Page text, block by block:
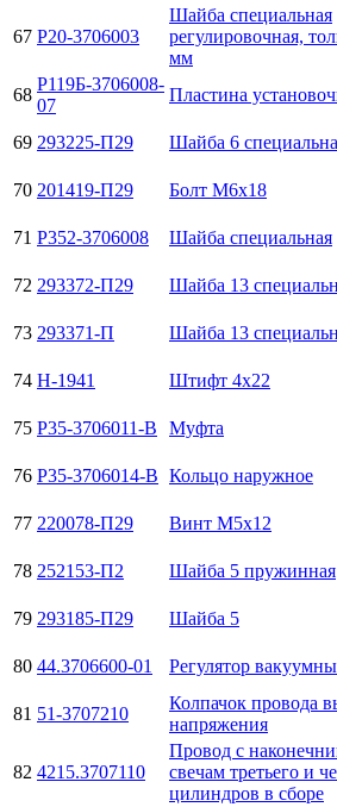
67 Р20-3706003
Шайба специальная
регулировочная,
мм
68
Р119Б-3706008-
07
Пластина
69 293225-П29 Шайба 6
70 201419-П29 Болт М6х18
71 Р352-3706008 Шайба специальная
72 293372-П29 Шайба 13
73 293371-П Шайба 13
74 Н-1941 Штифт 4х22
75 Р35-3706011-В Муфта
76 Р35-3706014-В Кольцо наружное
77 220078-П29 Винт М5х12
78 252153-П2 Шайба 5 пружинная
79 293185-П29 Шайба 5
80 44.3706600-01 Регулятор
81 51-3707210
Колпачок провода
напряжения
82 4215.3707110
Провод с
свечам третьего и
цилиндров в сборе